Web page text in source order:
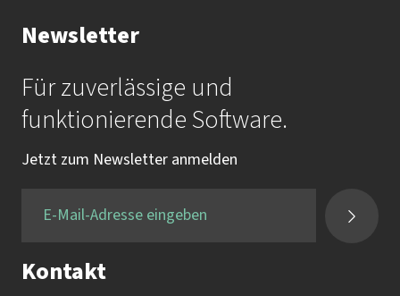
Ihr Kontakt zur Akademie
Frau Katrin Krauß
Mail: akademie@imbus.de
Tel.:
+49 9131 / 7518-750
Newsletter
Für zuverlässige und
funktionierende Software.
Jetzt zum Newsletter anmelden
Kontakt